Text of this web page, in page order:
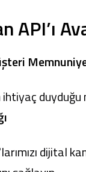
API’ı
duyduğu
dijital